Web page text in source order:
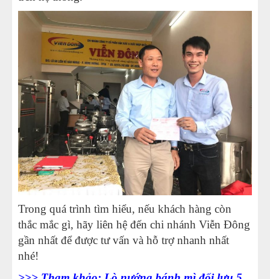
Trong quá trình tìm hiểu, nếu khách hàng còn
thắc mắc gì, hãy liên hệ đến chi nhánh Viễn Đông
gần nhất để được tư vấn và hỗ trợ nhanh nhất
nhé!